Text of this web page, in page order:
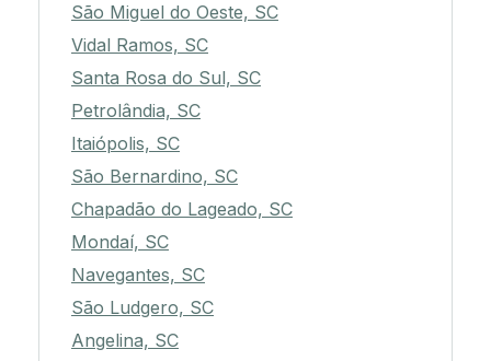
São Miguel do Oeste, SC
Vidal Ramos, SC
Santa Rosa do Sul, SC
Petrolândia, SC
Itaiópolis, SC
São Bernardino, SC
Chapadão do Lageado, SC
Mondaí, SC
Navegantes, SC
São Ludgero, SC
Angelina, SC